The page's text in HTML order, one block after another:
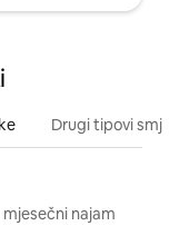
Drugi tipovi
mjesečni najam